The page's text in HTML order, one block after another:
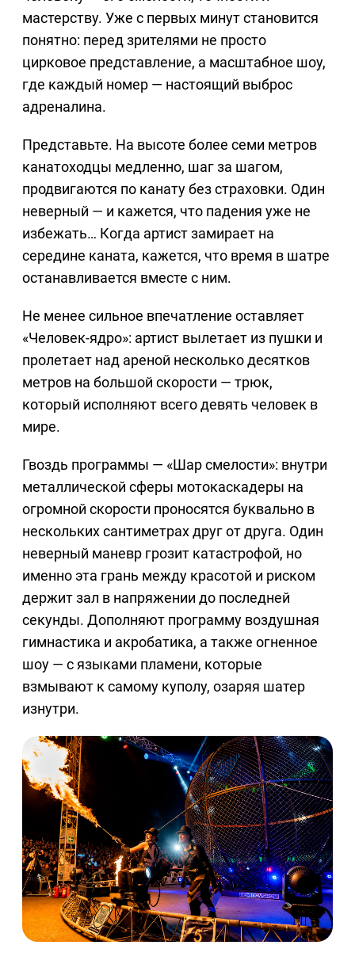
мастерству. Уже с первых минут становится
понятно: перед зрителями не просто
цирковое представление, а масштабное шоу,
где каждый номер — настоящий выброс
адреналина.
Представьте. На высоте более семи метров
канатоходцы медленно, шаг за шагом,
продвигаются по канату без страховки. Один
неверный — и кажется, что падения уже не
избежать… Когда артист замирает на
середине каната, кажется, что время в шатре
останавливается вместе с ним.
Не менее сильное впечатление оставляет
«Человек-ядро»: артист вылетает из пушки и
пролетает над ареной несколько десятков
метров на большой скорости — трюк,
который исполняют всего девять человек в
мире.
Гвоздь программы — «Шар смелости»: внутри
металлической сферы мотокаскадеры на
огромной скорости проносятся буквально в
нескольких сантиметрах друг от друга. Один
неверный маневр грозит катастрофой, но
именно эта грань между красотой и риском
держит зал в напряжении до последней
секунды. Дополняют программу воздушная
гимнастика и акробатика, а также огненное
шоу — с языками пламени, которые
взмывают к самому куполу, озаряя шатер
изнутри.